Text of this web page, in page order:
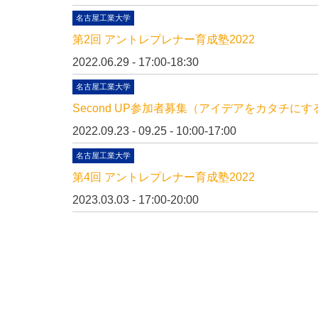
名古屋工業大学
第2回 アントレプレナー育成塾2022
2022.06.29 - 17:00-18:30
名古屋工業大学
Second UP参加者募集（アイデアをカタチにす
2022.09.23 - 09.25 - 10:00-17:00
名古屋工業大学
第4回 アントレプレナー育成塾2022
2023.03.03 - 17:00-20:00